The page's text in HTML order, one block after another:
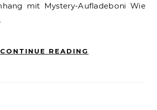
mit Mystery-Aufladeboni Wie
CONTINUE READING